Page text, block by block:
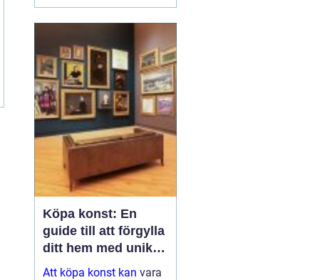
men oroa dig inte, det
behö...
Köpa konst: En
guide till att förgylla
ditt hem med unik
skönhet
Att köpa konst kan vara